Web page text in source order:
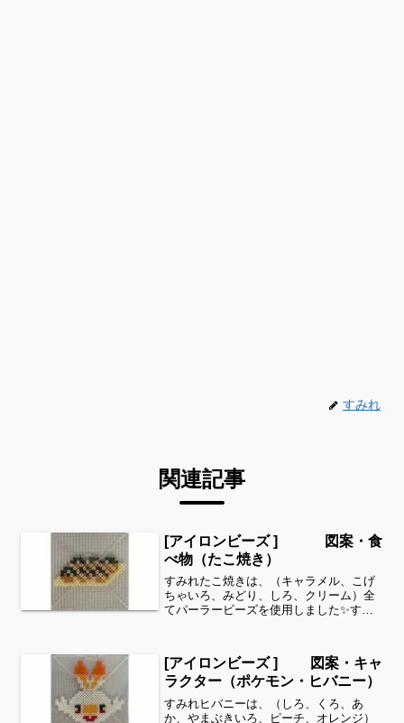
すみれ
関連記事
[アイロンビーズ ] 図案・食
べ物（たこ焼き）
すみれたこ焼きは、（キャラメル、こげ
ちゃいろ、みどり、しろ、クリーム）全
てパーラービーズを使用しました✨すみ
きます！お時間がありましたら、他の図
案もぜひ覗いてみてくださ...
[アイロンビーズ ] 図案・キャ
ラクター（ポケモン・ヒバニー）
すみれヒバニーは、（しろ、くろ、あ
か、やまぶきいろ、ピーチ、オレンジ）